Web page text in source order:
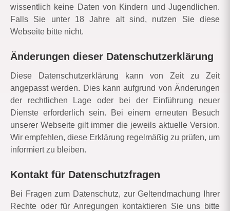
wissentlich keine Daten von Kindern und Jugendlichen.
Falls Sie unter 18 Jahre alt sind, nutzen Sie diese
Webseite bitte nicht.
Änderungen dieser Datenschutzerklärung
Diese Datenschutzerklärung kann von Zeit zu Zeit
angepasst werden. Dies kann aufgrund von Änderungen
der rechtlichen Lage oder bei der Einführung neuer
Dienste erforderlich sein. Bei einem erneuten Besuch
unserer Webseite gilt immer die jeweils aktuelle Version.
Wir empfehlen, diese Erklärung regelmäßig zu prüfen, um
informiert zu bleiben.
Kontakt für Datenschutzfragen
Bei Fragen zum Datenschutz, zur Geltendmachung Ihrer
Rechte oder für Anregungen kontaktieren Sie uns bitte